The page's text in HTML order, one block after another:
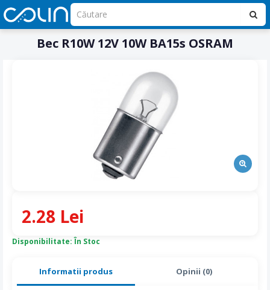
Bec R10W 12V 10W BA15s OSRAM
Informatii produs Opinii (0)
Disponibilitate: În Stoc
2.28 Lei